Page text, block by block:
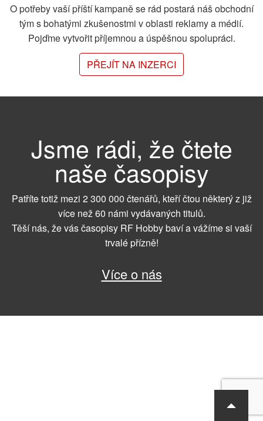
O potřeby vaší příští kampaně se rád postará náš obchodní
tým s bohatými zkušenostmi v oblasti reklamy a médií.
Pojďme vytvořit příjemnou a úspěšnou spolupráci.
PŘEJÍT NA INZERCI
Jsme rádi, že čtete
naše časopisy
Patříte totiž mezi 2 300 000 čtenářů, kteří čtou některý z již
více než 60 námi vydávaných titulů.
Těší nás, že vás časopisy RF Hobby baví a vážíme si vaší
trvalé přízně!
Více o nás